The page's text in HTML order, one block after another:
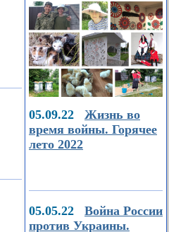
05.09.22 Жизнь во
время войны. Горячее
лето 2022
05.05.22 Война России
против Украины.